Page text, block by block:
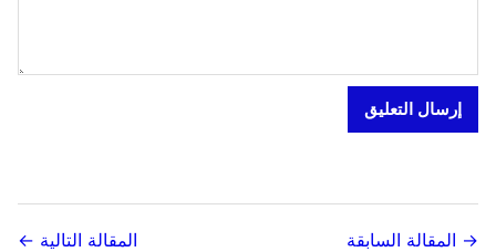
→ المقالة السابقة المقالة التالية ←